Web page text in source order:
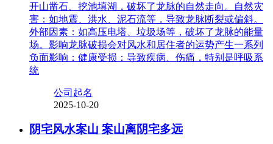
开山凿石、挖池填湖，破坏了龙脉的自然走向。自然灾
害：如地震、洪水、泥石流等，导致龙脉断裂或偏斜。
外部因素：如高压电塔、垃圾场等，破坏了龙脉的能量
场。影响龙脉破损会对风水和居住者的运势产生一系列
负面影响：健康受损：导致疾病、伤痛，特别是呼吸系
统
公司起名
2025-10-20
阴宅风水案山 案山离阴宅多远